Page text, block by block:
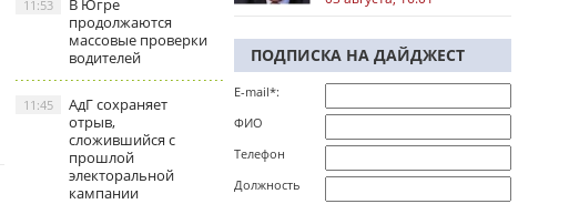
В Югре
продолжаются
массовые проверки
водителей
11:53
АдГ сохраняет
отрыв,
сложившийся с
прошлой
электоральной
кампании
11:45
поражение
ПОДПИСКА НА ДАЙДЖЕСТ
E-mail*:
ФИО
Телефон
Должность